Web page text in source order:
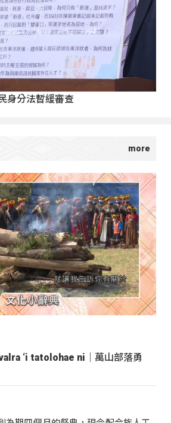
身分法暫緩審查
‘i tatolohae ni｜萬山部落勇